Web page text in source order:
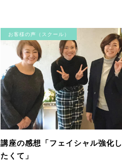
お客様の声（スクール）
講座の感想「フェイシャル強化し
たくて」